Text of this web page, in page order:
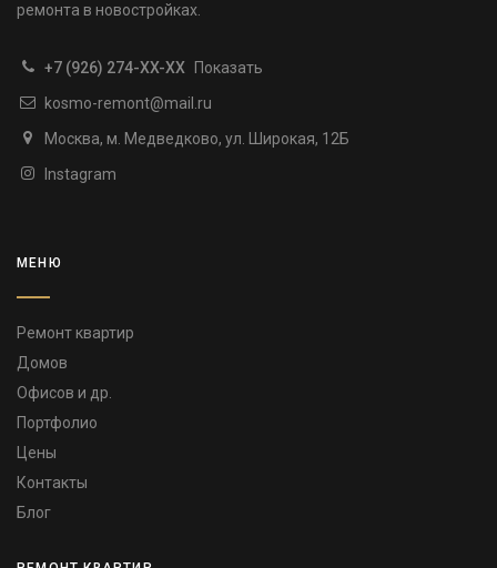
ремонта в новостройках.
+7 (926) 274-XX-XX
Показать
kosmo-remont@mail.ru
Москва, м. Медведково, ул. Широкая, 12Б
Instagram
МЕНЮ
Ремонт квартир
Домов
Офисов и др.
Портфолио
Цены
Контакты
Блог